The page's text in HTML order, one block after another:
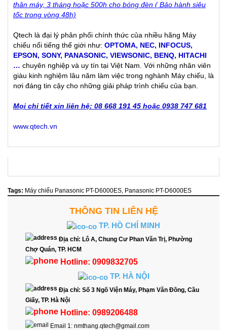
thân máy, 3 tháng hoặc 500h cho bóng đèn ( Bảo hành siêu
tốc trong vòng 48h)
Qtech là đại lý phân phối chính thức của nhiều hãng Máy
chiếu nổi tiếng thế giới như: OPTOMA, NEC, INFOCUS,
EPSON, SONY, PANASONIC, VIEWSONIC, BENQ, HITACHI
… chuyên nghiệp và uy tín tại Việt Nam. Với những nhân viên
giàu kinh nghiệm lâu năm làm việc trong nghành Máy chiếu, là
nơi đáng tin cậy cho những giải pháp trình chiếu của bạn.
Mọi chi tiết xin liên hệ: 08 668 191 45 hoặc 0938 747 681
www.qtech.vn
Tags: Máy chiếu Panasonic PT-D6000ES, Panasonic PT-D6000ES
THÔNG TIN LIÊN HỆ
TP. HỒ CHÍ MINH
Địa chỉ: Lô A, Chung Cư Phan Văn Trị, Phường
Chợ Quán, TP. HCM
Hotline: 0909832705
TP. HÀ NỘI
Địa chỉ: Số 3 Ngõ Viện Máy, Phạm Văn Đồng, Cầu
Giấy, TP. Hà Nội
Hotline: 0989206488
Email 1: nmthang.qtech@gmail.com